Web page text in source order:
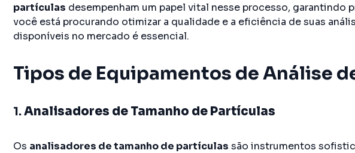
partículas desempenham um papel vital nesse processo, garantindo
você está procurando otimizar a qualidade e a eficiência de suas
disponíveis no mercado é essencial.
Tipos de Equipamentos de Análise
1.Analisadores de Tamanho de Partículas
Os analisadores de tamanho de partículas são instrumentos